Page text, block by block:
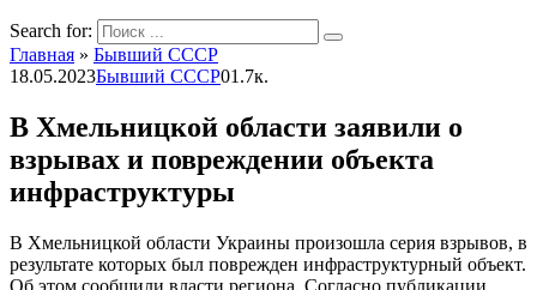
Search for:
Главная » Бывший СССР
18.05.2023Бывший СССР01.7к.
В Хмельницкой области заявили о
взрывах и повреждении объекта
инфраструктуры
В Хмельницкой области Украины произошла серия взрывов, в
результате которых был поврежден инфраструктурный объект.
Об этом сообщили власти региона. Согласно публикации